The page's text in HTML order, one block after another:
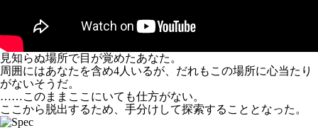
見知らぬ場所で目が覚めたあなた。
周囲にはあなたを含め4人いるが、だれもこの場所に心当たり
がないそうだ。
……このままここにいても仕方がない。
ここから脱出するため、手分けして探索することとなった。